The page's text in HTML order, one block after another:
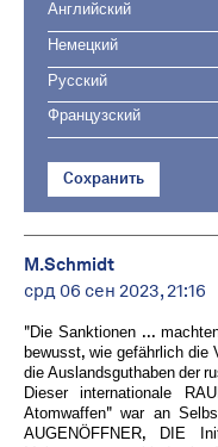
Английский
Немецкий
Русский
Французский
Сохранить
M.Schmidt
срд 06 сен 2023, 21:16
"Die Sanktionen ...
bewusst, wie gefährlich die
die Auslandsguthaben der
Dieser internationale
Atomwaffen" war an
AUGENÖFFNER, DIE